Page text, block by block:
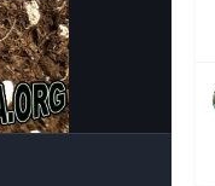
Image Tools